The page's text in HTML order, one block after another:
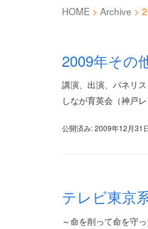
HOME > Archive >
2009年その
講演、出演、パネリ
しなが育英会（神戸
公開済み: 2009年12月31
テレビ東京
～命を削って命を守